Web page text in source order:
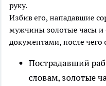
руку.
Избив его, нападавшие
мужчины золотые часы и
документами, после чего
Пострадавший
словам, золотые